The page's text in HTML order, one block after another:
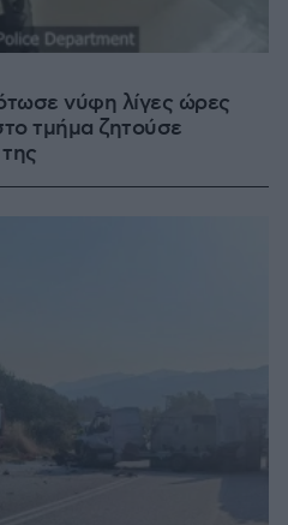
νύφη λίγες ώρες
τμήμα ζητούσε